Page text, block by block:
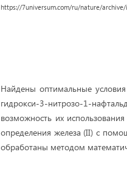
https://7universum.com/ru/nature/
Найдены оптимальные
гидрокси-3-нитрозо-1-
возможность их
определения железа (II) с
обработаны методом